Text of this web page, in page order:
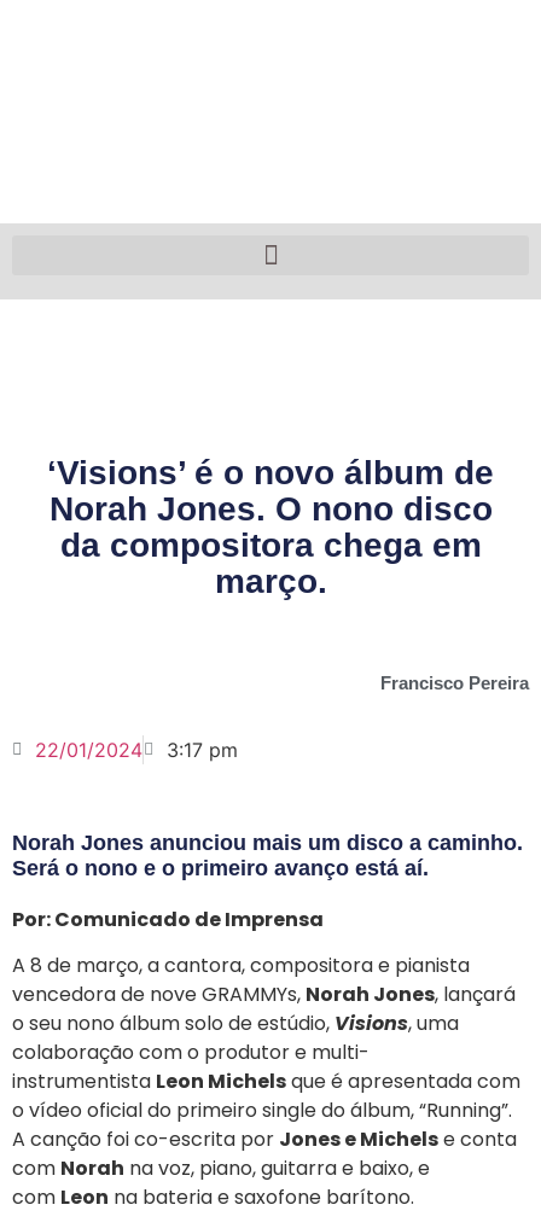
‘Visions’ é o novo álbum de
Norah Jones. O nono disco
da compositora chega em
março.
Francisco Pereira
22/01/2024 3:17 pm
Norah Jones anunciou mais um disco a caminho.
Será o nono e o primeiro avanço está aí.
Por: Comunicado de Imprensa
A 8 de março, a cantora, compositora e pianista
vencedora de nove GRAMMYs, Norah Jones, lançará
o seu nono álbum solo de estúdio, Visions, uma
colaboração com o produtor e multi-
instrumentista Leon Michelsque é apresentada com
o vídeo oficial do primeiro single do álbum, “Running”.
A canção foi co-escrita por Jones e Michelse conta
com Norah na voz, piano, guitarra e baixo, e
com Leon na bateria e saxofone barítono.